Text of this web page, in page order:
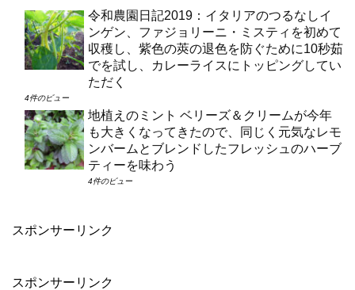
令和農園日記2019：イタリアのつるなしイ
ンゲン、ファジョリーニ・ミスティを初めて
収穫し、紫色の莢の退色を防ぐために10秒茹
でを試し、カレーライスにトッピングしてい
ただく
4件のビュー
地植えのミント ベリーズ＆クリームが今年
も大きくなってきたので、同じく元気なレモ
ンバームとブレンドしたフレッシュのハーブ
ティーを味わう
4件のビュー
スポンサーリンク
スポンサーリンク